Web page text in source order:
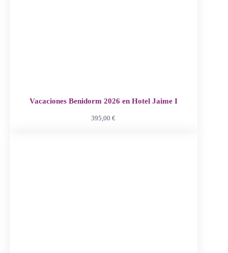
Vacaciones Benidorm 2026 en Hotel Jaime I
395,00€